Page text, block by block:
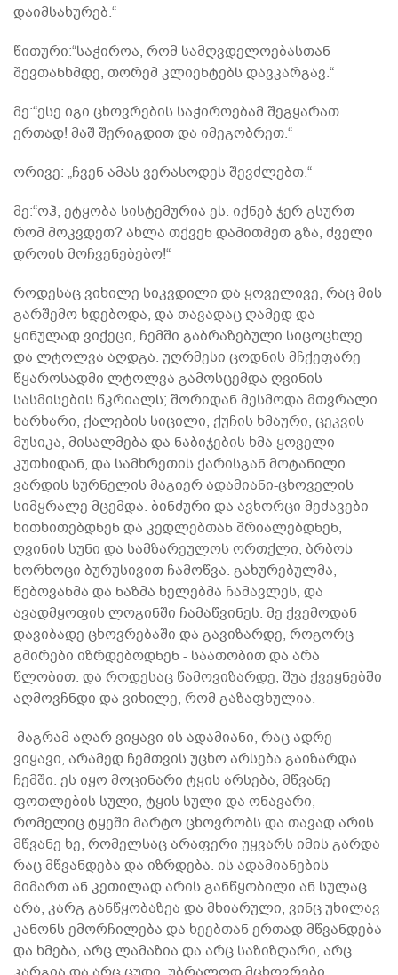
დაიმსახურებ.“
წითური:“საჭიროა, რომ სამღვდელოებასთან
შევთანხმდე, თორემ კლიენტებს დავკარგავ.“
მე:“ესე იგი ცხოვრების საჭიროებამ შეგყარათ
ერთად! მაშ შერიგდით და იმეგობრეთ.“
ორივე: „ჩვენ ამას ვერასოდეს შევძლებთ.“
მე:“ოჰ, ეტყობა სისტემურია ეს. იქნებ ჯერ გსურთ
რომ მოკვდეთ? ახლა თქვენ დამითმეთ გზა, ძველი
დროის მოჩვენებებო!“
როდესაც ვიხილე სიკვდილი და ყოველივე, რაც მის
გარშემო ხდებოდა, და თავადაც ღამედ და
ყინულად ვიქეცი, ჩემში გაბრაზებული სიცოცხლე
და ლტოლვა აღდგა. უღრმესი ცოდნის მჩქეფარე
წყაროსადმი ლტოლვა გამოსცემდა ღვინის
სასმისების წკრიალს; შორიდან მესმოდა მთვრალი
ხარხარი, ქალების სიცილი, ქუჩის ხმაური, ცეკვის
მუსიკა, მისალმება და ნაბიჯების ხმა ყოველი
კუთხიდან, და სამხრეთის ქარისგან მოტანილი
ვარდის სურნელის მაგიერ ადამიანი-ცხოველის
სიმყრალე მცემდა. ბინძური და ავხორცი მეძავები
ხითხითებდნენ და კედლებთან შრიალებდნენ,
ღვინის სუნი და სამზარეულოს ორთქლი, ბრბოს
ხორხოცი ბურუსივით ჩამოწვა. გახურებულმა,
წებოვანმა და ნაზმა ხელებმა ჩამავლეს, და
ავადმყოფის ლოგინში ჩამაწვინეს. მე ქვემოდან
დავიბადე ცხოვრებაში და გავიზარდე, როგორც
გმირები იზრდებოდნენ - საათობით და არა
წლობით. და როდესაც წამოვიზარდე, შუა ქვეყნებში
აღმოვჩნდი და ვიხილე, რომ გაზაფხულია.
მაგრამ აღარ ვიყავი ის ადამიანი, რაც ადრე
ვიყავი, არამედ ჩემთვის უცხო არსება გაიზარდა
ჩემში. ეს იყო მოცინარი ტყის არსება, მწვანე
ფოთლების სული, ტყის სული და ონავარი,
რომელიც ტყეში მარტო ცხოვრობს და თავად არის
მწვანე ხე, რომელსაც არაფერი უყვარს იმის გარდა
რაც მწვანდება და იზრდება. ის ადამიანების
მიმართ ან კეთილად არის განწყობილი ან სულაც
არა, კარგ განწყობაზეა და მხიარული, ვინც უხილავ
კანონს ემორჩილება და ხეებთან ერთად მწვანდება
და ხმება, არც ლამაზია და არც საზიზღარი, არც